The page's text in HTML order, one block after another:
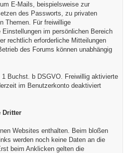
E-Mails, beispielsweise zur
des Passworts, zu privaten
Themen. Für freiwillige
Einstellungen im persönlichen Bereich
rechtlich erforderliche Mitteilungen
des Forums können unabhängig
Buchst. b DSGVO. Freiwillig aktivierte
im Benutzerkonto deaktiviert
Dritter
Websites enthalten. Beim bloßen
werden noch keine Daten an die
beim Anklicken gelten die